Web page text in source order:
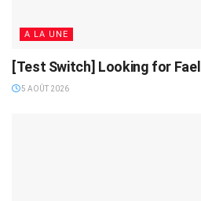
A LA UNE
[Test Switch] Looking for Fael
5 AOÛT 2026